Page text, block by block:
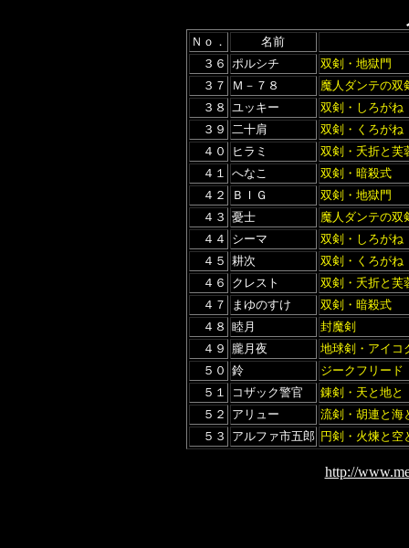
Ｎｏ．
名前
３６ ポルシチ
双剣・地獄門
３７
Ｍ－７８
魔人ダンテの双
３８ ユッキー
双剣・しろがね
３９ 二十肩
双剣・くろがね
４０
ヒラミ
双剣・夭折と芙
４１ へなこ
双剣・暗殺式
４２
ＢＩＧ
双剣・地獄門
４３ 憂士
魔人ダンテの双
４４
シーマ
双剣・しろがね
４５ 耕次
双剣・くろがね
４６
クレスト
双剣・夭折と芙
４７
まゆのすけ
双剣・暗殺式
４８ 睦月
封魔剣
４９
朧月夜
地球剣・アイコ
５０ 鈴
ジークフリード
５１
コザック警官
錬剣・天と地と
５２
アリュー
流剣・胡連と海
５３
アルファ市五郎 円剣・火煉と空
http://